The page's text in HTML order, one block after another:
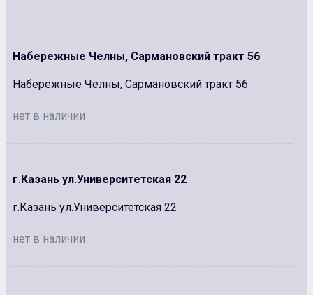
Набережные Челны, Сармановский тракт 56
Набережные Челны, Сармановский тракт 56
нет в наличии
г.Казань ул.Университетская 22
г.Казань ул.Университетская 22
нет в наличии